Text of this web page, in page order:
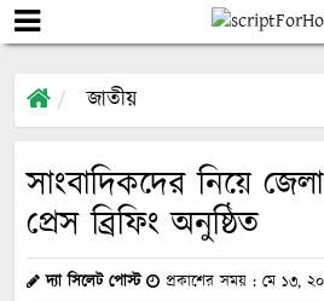
জাতীয়
সাংবাদিকদের নিয়ে
প্রেস ব্রিফিং অনুষ্ঠিত
দ্যা সিলেট পোস্ট প্রকাশের সময় : মে ১৩,